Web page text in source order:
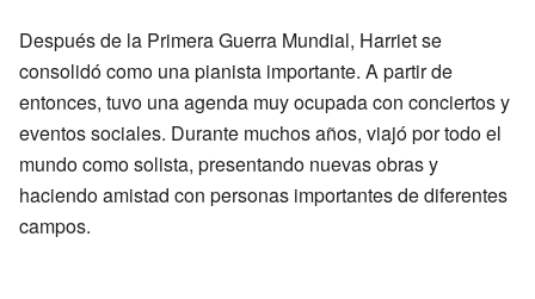
Después de la Primera Guerra Mundial, Harriet se
consolidó como una pianista importante. A partir de
entonces, tuvo una agenda muy ocupada con conciertos y
eventos sociales. Durante muchos años, viajó por todo el
mundo como solista, presentando nuevas obras y
haciendo amistad con personas importantes de diferentes
campos.